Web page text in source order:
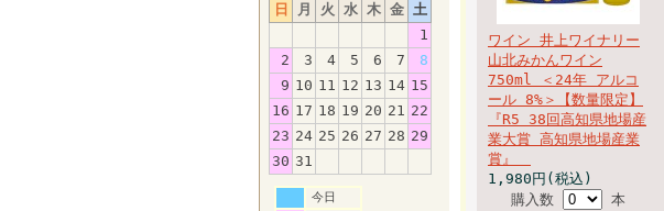
日
月 火 水 木 金 土
1
2
3 4 5 6 7
8
9 10 11 12 13 14 15
16 17 18 19 20 21 22
23 24 25 26 27 28 29
30 31
今日
ワイン 井上ワイナリー
山北みかんワイン
750ml ＜24年 アルコ
ール 8%＞【数量限定】
『R5 38回高知県地場産
業大賞 高知県地場産業
賞』
1,980円(税込)
購入数
本